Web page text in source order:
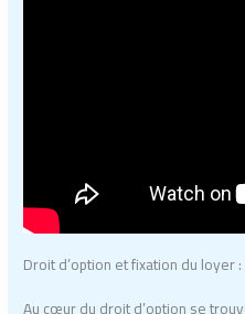
Droit d’option et fixation du